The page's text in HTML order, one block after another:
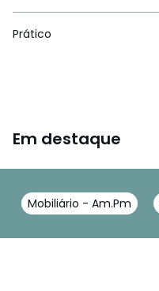
Prático
Em destaque
Mobiliário - Am.Pm